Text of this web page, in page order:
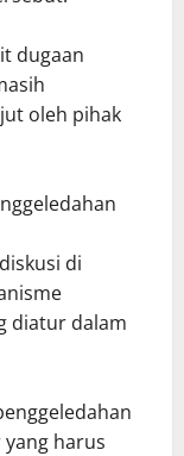
dugaan
oleh pihak
di
diatur dalam
harus